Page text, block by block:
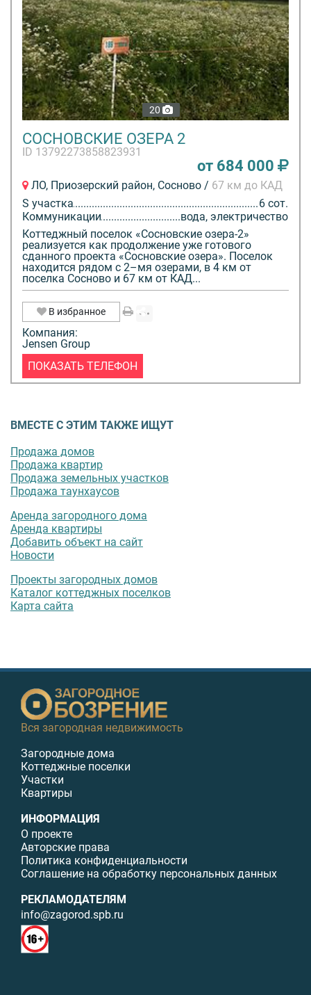
20
СОСНОВСКИЕ ОЗЕРА 2
ID 13792273858823931
от 684 000
ЛО, Приозерский район, Сосново / 67 км до КАД
S участка
6 сот.
Коммуникации
вода, электричество
Коттеджный поселок «Сосновские озера-2»
реализуется как продолжение уже готового
сданного проекта «Сосновские озера». Поселок
находится рядом с 2–мя озерами, в 4 км от
поселка Сосново и 67 км от КАД...
В избранное
Компания:
Jensen Group
ПОКАЗАТЬ ТЕЛЕФОН
ВМЕСТЕ С ЭТИМ ТАКЖЕ ИЩУТ
Продажа домов
Продажа квартир
Продажа земельных участков
Продажа таунхаусов
Аренда загородного дома
Аренда квартиры
Добавить объект на сайт
Новости
Проекты загородных домов
Каталог коттеджных поселков
Карта сайта
Вся загородная недвижимость
Загородные дома
Коттеджные поселки
Участки
Квартиры
ИНФОРМАЦИЯ
О проекте
Авторские права
Политика конфиденциальности
Соглашение на обработку персональных данных
РЕКЛАМОДАТЕЛЯМ
info@zagorod.spb.ru